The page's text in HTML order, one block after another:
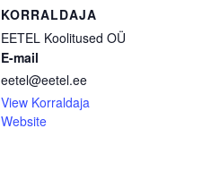
KORRALDAJA
EETEL Koolitused OÜ
E-mail
eetel@eetel.ee
View Korraldaja
Website